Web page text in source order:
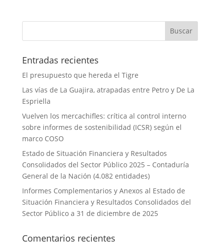
Entradas recientes
El presupuesto que hereda el Tigre
Las vías de La Guajira, atrapadas entre Petro y De La
Espriella
Vuelven los mercachifles: crítica al control interno
sobre informes de sostenibilidad (ICSR) según el
marco COSO
Estado de Situación Financiera y Resultados
Consolidados del Sector Público 2025 – Contaduría
General de la Nación (4.082 entidades)
Informes Complementarios y Anexos al Estado de
Situación Financiera y Resultados Consolidados del
Sector Público a 31 de diciembre de 2025
Comentarios recientes